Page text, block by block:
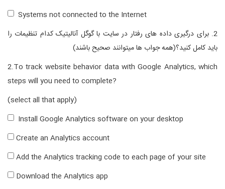
Systems not connected to the Internet
2. برای درگیری داده های رفتار در سایت با گوگل آنالیتیک کدام تنظیمات را
باید کامل کنید؟(همه جواب ها میتوانند صحیح باشند)
2.To track website behavior data with Google Analytics, which
steps will you need to complete?
(select all that apply)
Install Google Analytics software on your desktop
Create an Analytics account
Add the Analytics tracking code to each page of your site
Download the Analytics app